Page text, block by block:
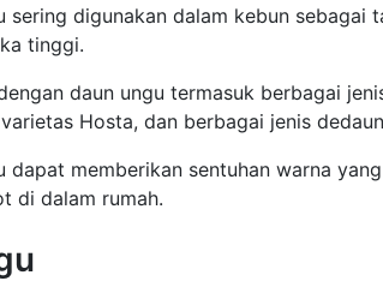
sering digunakan dalam kebun sebagai
tinggi.
daun ungu termasuk berbagai
Hosta, dan berbagai jenis
dapat memberikan sentuhan warna
di dalam rumah.